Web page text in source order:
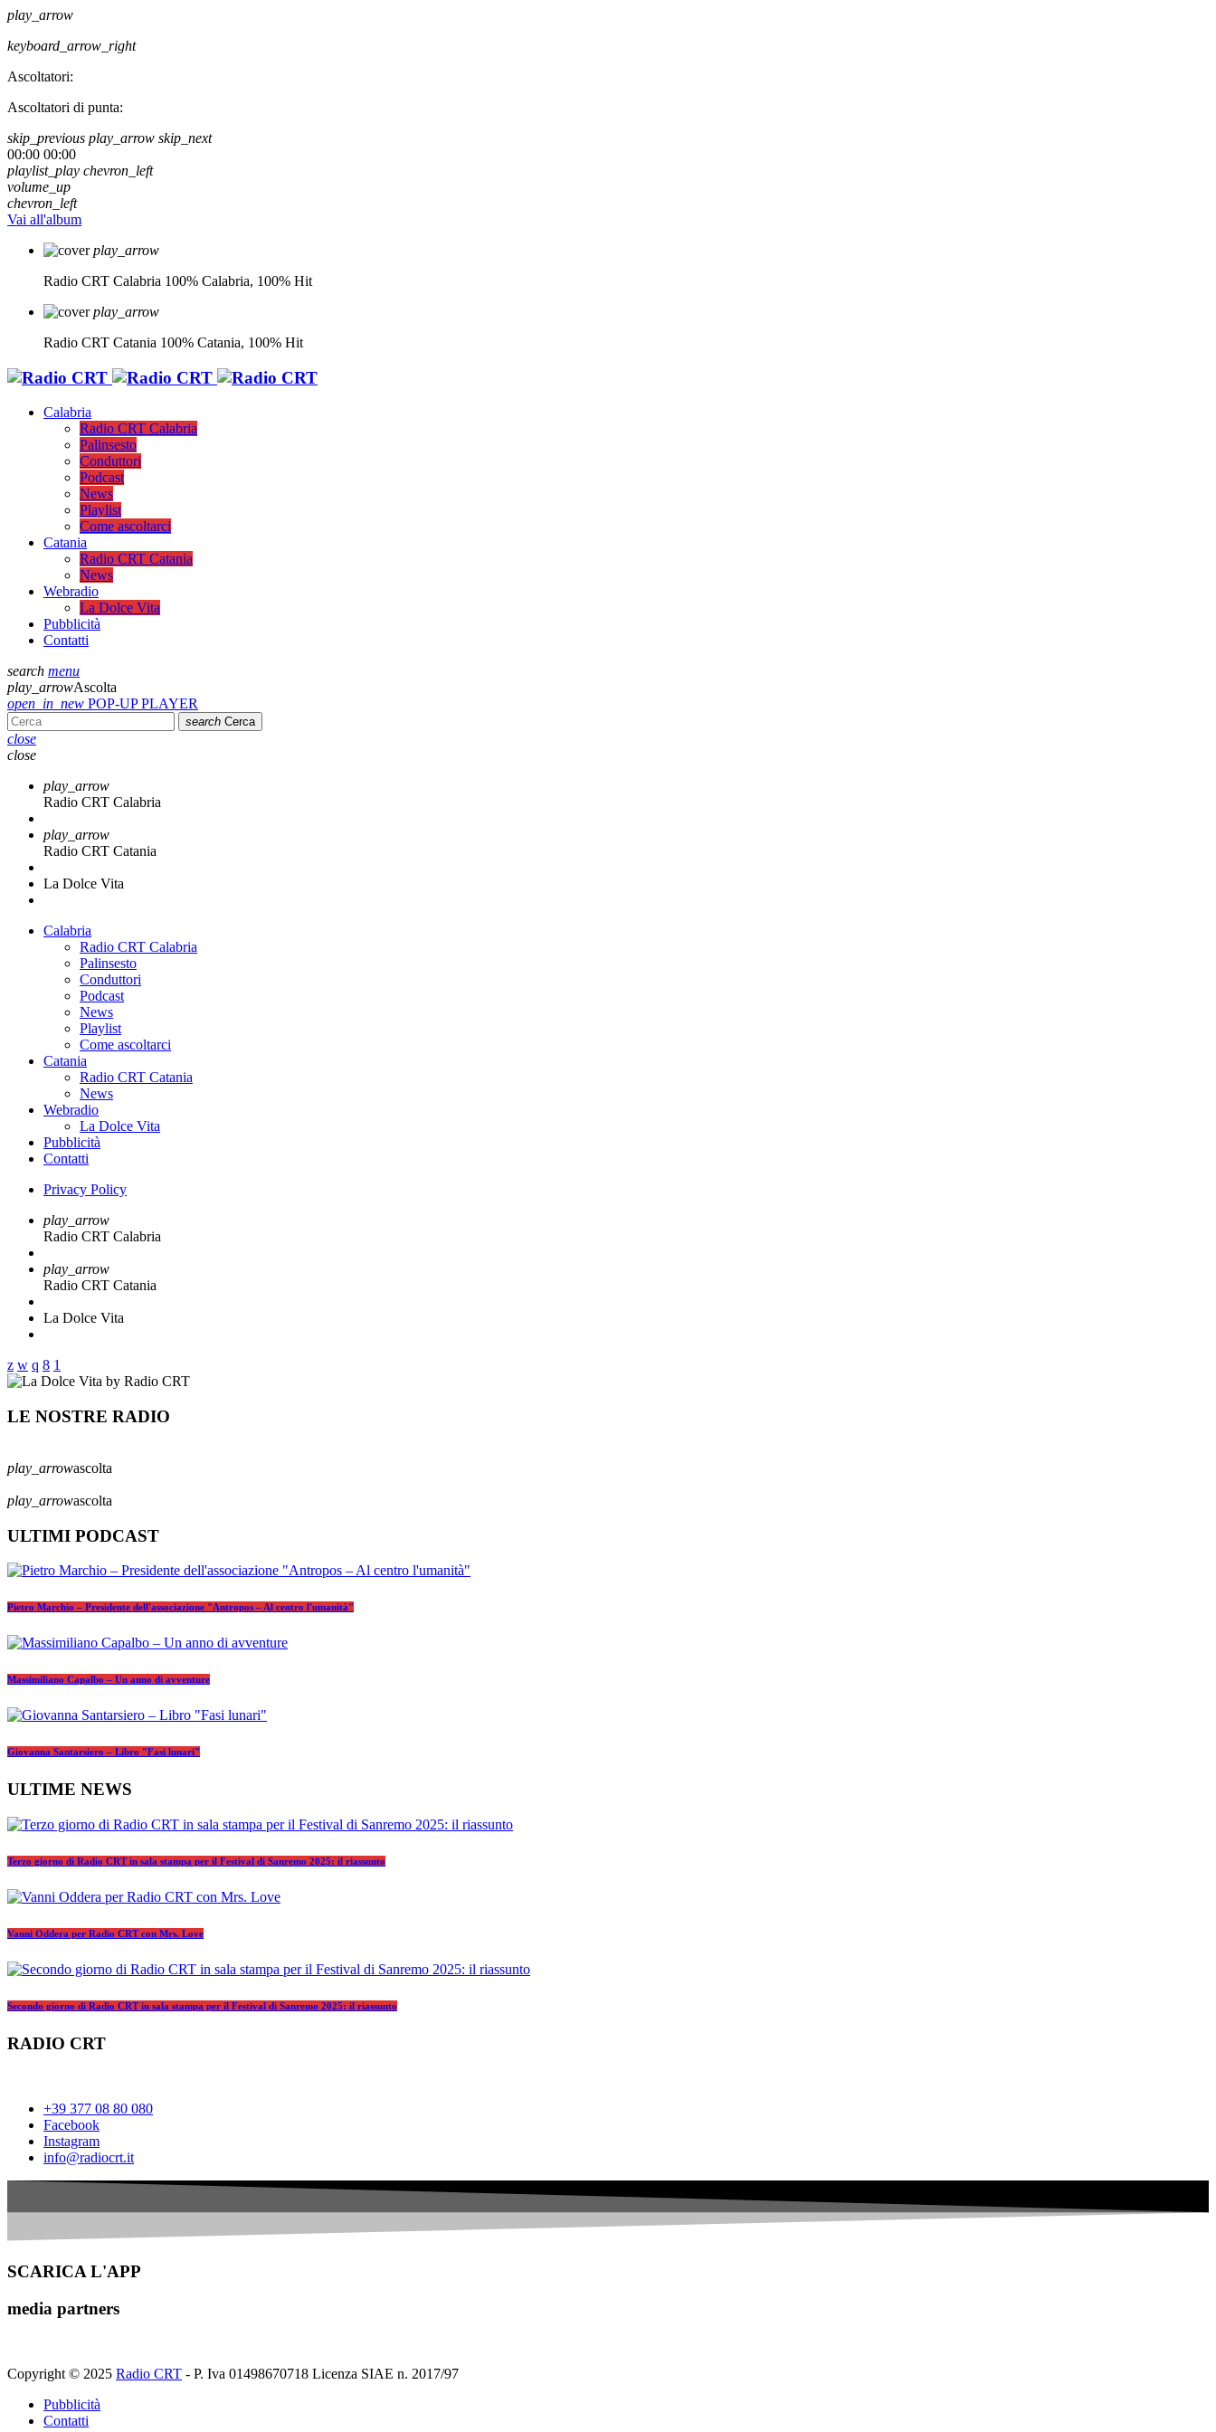
play_arrow
keyboard_arrow_right
Ascoltatori:
Ascoltatori di punta:
skip_previous play_arrow skip_next
00:00 00:00
playlist_play chevron_left
volume_up
chevron_left
Vai all'album
play_arrow
Radio CRT Calabria 100% Calabria, 100% Hit
play_arrow
Radio CRT Catania 100% Catania, 100% Hit
Calabria
Radio CRT Calabria
Palinsesto
Conduttori
Podcast
News
Playlist
Come ascoltarci
Catania
Radio CRT Catania
News
Webradio
La Dolce Vita
Pubblicità
Contatti
search menu
play_arrowAscolta
open_in_new POP-UP PLAYER
search Cerca
close
close
play_arrow
Radio CRT Calabria
play_arrow
Radio CRT Catania
La Dolce Vita
Calabria
Radio CRT Calabria
Palinsesto
Conduttori
Podcast
News
Playlist
Come ascoltarci
Catania
Radio CRT Catania
News
Webradio
La Dolce Vita
Pubblicità
Contatti
Privacy Policy
play_arrow
Radio CRT Calabria
play_arrow
Radio CRT Catania
La Dolce Vita
LE NOSTRE RADIO
play_arrowascolta
play_arrowascolta
ULTIMI PODCAST
Pietro Marchio – Presidente dell'associazione "Antropos – Al centro l'umanità"
Massimiliano Capalbo – Un anno di avventure
Giovanna Santarsiero – Libro "Fasi lunari"
ULTIME NEWS
Terzo giorno di Radio CRT in sala stampa per il Festival di Sanremo 2025: il riassunto
Vanni Oddera per Radio CRT con Mrs. Love
Secondo giorno di Radio CRT in sala stampa per il Festival di Sanremo 2025: il riassunto
RADIO CRT
+39 377 08 80 080
Facebook
Instagram
info@radiocrt.it
SCARICA L'APP
media partners
Copyright © 2025 Radio CRT - P. Iva 01498670718 Licenza SIAE n. 2017/97
Pubblicità
Contatti